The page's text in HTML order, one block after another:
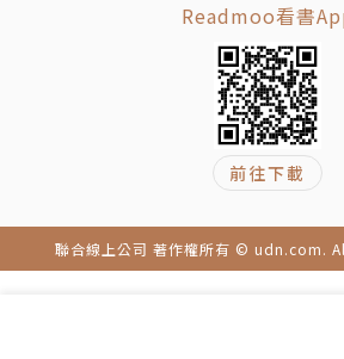
終章 屬於自己的輝格史觀
Readmoo看書
前往下載
聯合線上公司 著作權所有 © udn.com.